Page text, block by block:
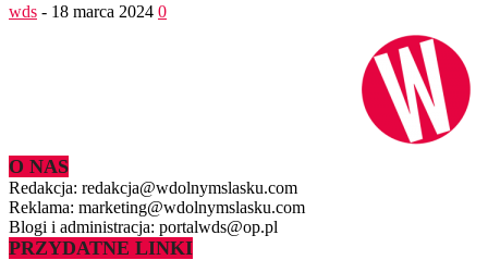
wds - 18 marca 2024 0
O NAS
Redakcja: redakcja@wdolnymslasku.com
Reklama: marketing@wdolnymslasku.com
Blogi i administracja: portalwds@op.pl
PRZYDATNE LINKI